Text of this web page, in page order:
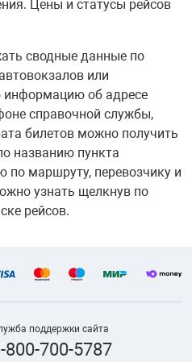
Цены и статусы рейсов
сводные данные по
или
информацию об адресе
справочной службы,
билетов можно получить
названию пункта
маршруту, перевозчику и
узнать щелкнув по
рейсов.
поддержки сайта
800-700-5787